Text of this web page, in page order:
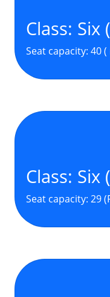
Class: Six
Seat capacity: 40
Class: Six
Seat capacity: 29